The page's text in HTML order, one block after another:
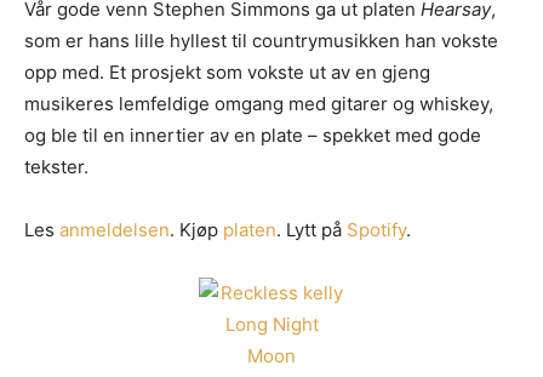
Vår gode venn Stephen Simmons ga ut platen Hearsay,
som er hans lille hyllest til countrymusikken han vokste
opp med. Et prosjekt som vokste ut av en gjeng
musikeres lemfeldige omgang med gitarer og whiskey,
og ble til en innertier av en plate – spekket med gode
tekster.
Les anmeldelsen. Kjøp platen. Lytt på Spotify.